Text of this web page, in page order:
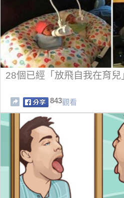
28個已經「放飛自我在育
843觀看